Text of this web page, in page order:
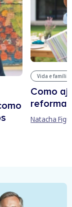
Vida e família
Como
reforma
Natacha